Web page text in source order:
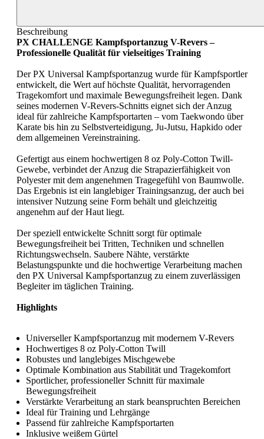
Beschreibung
PX CHALLENGE Kampfsportanzug V-Revers –
Professionelle Qualität für vielseitiges Training
Der PX Universal Kampfsportanzug wurde für Kampfsportler
entwickelt, die Wert auf höchste Qualität, hervorragenden
Tragekomfort und maximale Bewegungsfreiheit legen. Dank
seines modernen V-Revers-Schnitts eignet sich der Anzug
ideal für zahlreiche Kampfsportarten – vom Taekwondo über
Karate bis hin zu Selbstverteidigung, Ju-Jutsu, Hapkido oder
dem allgemeinen Vereinstraining.
Gefertigt aus einem hochwertigen 8 oz Poly-Cotton Twill-
Gewebe, verbindet der Anzug die Strapazierfähigkeit von
Polyester mit dem angenehmen Tragegefühl von Baumwolle.
Das Ergebnis ist ein langlebiger Trainingsanzug, der auch bei
intensiver Nutzung seine Form behält und gleichzeitig
angenehm auf der Haut liegt.
Der speziell entwickelte Schnitt sorgt für optimale
Bewegungsfreiheit bei Tritten, Techniken und schnellen
Richtungswechseln. Saubere Nähte, verstärkte
Belastungspunkte und die hochwertige Verarbeitung machen
den PX Universal Kampfsportanzug zu einem zuverlässigen
Begleiter im täglichen Training.
Highlights
Universeller Kampfsportanzug mit modernem V-Revers
Hochwertiges 8 oz Poly-Cotton Twill
Robustes und langlebiges Mischgewebe
Optimale Kombination aus Stabilität und Tragekomfort
Sportlicher, professioneller Schnitt für maximale
Bewegungsfreiheit
Verstärkte Verarbeitung an stark beanspruchten Bereichen
Ideal für Training und Lehrgänge
Passend für zahlreiche Kampfsportarten
Inklusive weißem Gürtel